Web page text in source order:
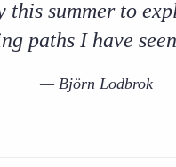
this summer to
paths I have
Björn Lodbrok